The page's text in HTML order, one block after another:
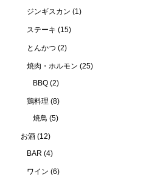
ジンギスカン (1)
ステーキ (15)
とんかつ (2)
焼肉・ホルモン (25)
BBQ (2)
鶏料理 (8)
焼鳥 (5)
お酒 (12)
BAR (4)
ワイン (6)